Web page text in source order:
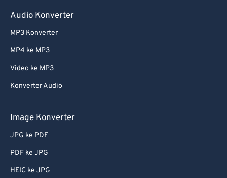
Audio Konverter
MP3 Konverter
MP4 ke MP3
Video ke MP3
Konverter Audio
Image Konverter
JPG ke PDF
PDF ke JPG
HEIC ke JPG